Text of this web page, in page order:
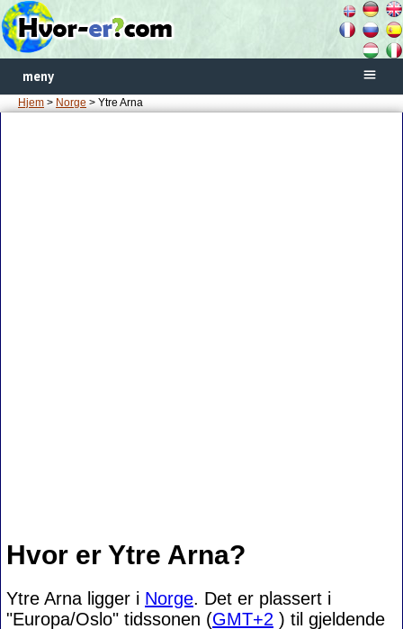
meny
Hjem > Norge > Ytre Arna
Hvor er Ytre Arna?
Ytre Arna ligger i Norge. Det er plassert i
"Europa/Oslo" tidssonen (GMT+2 ) til gjeldende